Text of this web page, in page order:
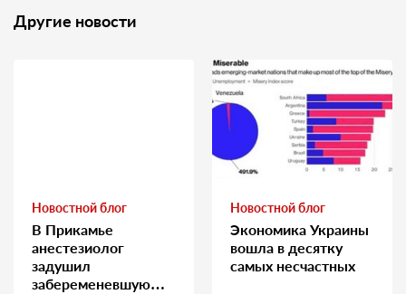
Другие новости
Новостной блог
В Прикамье
анестезиолог
задушил
забеременевшую
Новостной блог
Экономика Украины
вошла в десятку
самых несчастных